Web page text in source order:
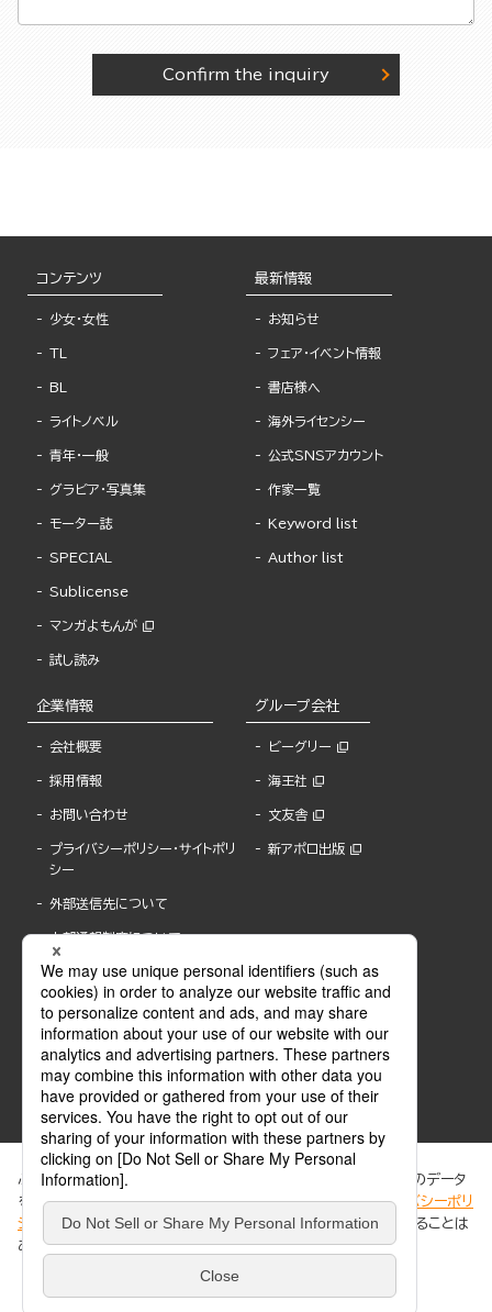
Confirm the inquiry
コンテンツ
少女・女性
TL
BL
ライトノベル
青年・一般
グラビア・写真集
モーター誌
SPECIAL
Sublicense
マンガよもんが
試し読み
最新情報
お知らせ
フェア・イベント情報
書店様へ
海外ライセンシー
公式SNSアカウント
作家一覧
Keyword list
Author list
企業情報
会社概要
採用情報
お問い合わせ
プライバシーポリシー・サイトポリ
シー
外部送信先について
内部通報制度について
グループ会社
ビーグリー
海王社
文友舎
新アポロ出版
ABJマークは、この電子書店・電子書籍配信サービスが、著作権者からコンテンツ使用許諾を
得た正規版配信サービスであることを示す登録商標(登録番号 第6091713号)です。
ABJマークの詳細、ABJマークを掲示しているサービスの一覧はこちら。
ぶんか社が運営するサイトでは、利便性向上のためにCookie等のデータ
を使用しています。 当社のCookieについての詳細は、「プライバシーポリ
シー
」をご覧ください。当サイトでは、訪問者の個人情報を追跡することは
ありません。